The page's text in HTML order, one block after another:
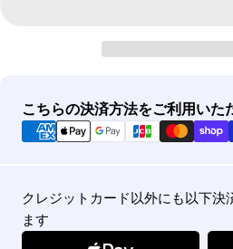
こちらの決済方法をご利用いた
Payment
methods
クレジットカード以外にも以下決
ます